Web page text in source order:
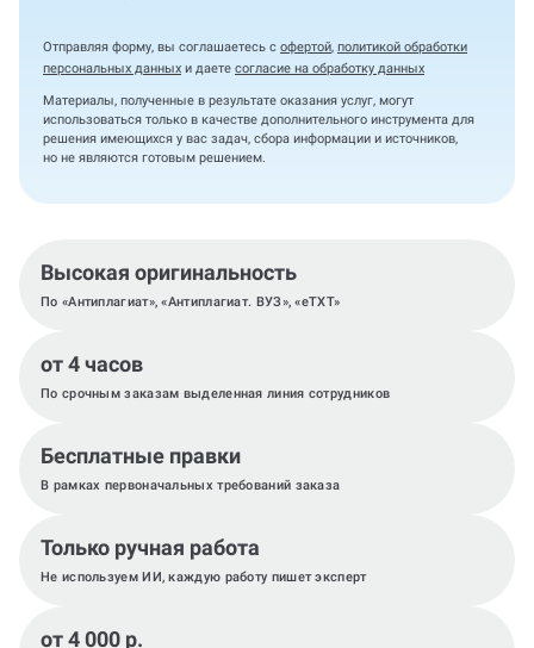
Отправляя форму, вы соглашаетесь с офертой, политикой обработки
персональных данных и даете согласие на обработку данных
Материалы, полученные в результате оказания услуг, могут
использоваться только в качестве дополнительного инструмента для
решения имеющихся у вас задач, сбора информации и источников,
но не являются готовым решением.
Высокая оригинальность
По «Антиплагиат», «Антиплагиат. ВУЗ», «eTXT»
от 4 часов
По срочным заказам выделенная линия сотрудников
Бесплатные правки
В рамках первоначальных требований заказа
Только ручная работа
Не используем ИИ, каждую работу пишет эксперт
от 4 000 р.